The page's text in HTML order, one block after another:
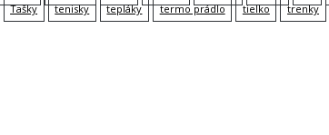
Tašky tenisky tepláky termo prádlo tielko trenky